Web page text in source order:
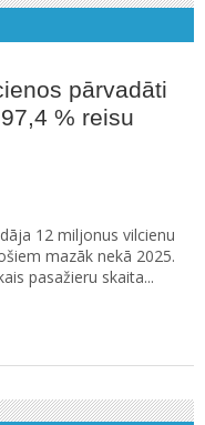
pārvadāti
% reisu
12 miljonus vilcienu
mazāk nekā 2025.
pasažieru skaita...